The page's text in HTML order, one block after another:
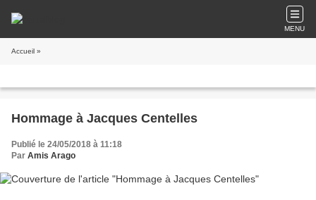
MENU
Accueil »
Hommage à Jacques Centelles
Publié le 24/05/2018 à 11:18
Par Amis Arago